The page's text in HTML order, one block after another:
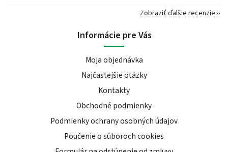
Zobraziť ďalšie recenzie
Informácie pre Vás
Moja objednávka
Najčastejšie otázky
Kontakty
Obchodné podmienky
Podmienky ochrany osobných údajov
Poučenie o súboroch cookies